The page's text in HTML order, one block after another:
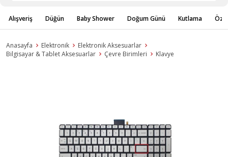
Alışveriş Düğün Baby Shower Doğum Günü Kutlama
Anasayfa Elektronik
Elektronik Aksesuarlar
Bilgisayar & Tablet Aksesuarlar
Çevre Birimleri Klavye